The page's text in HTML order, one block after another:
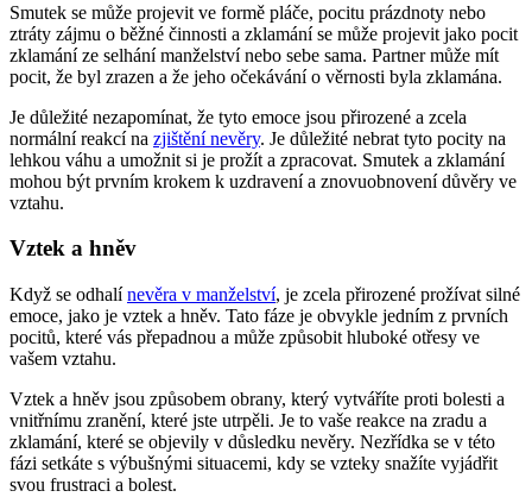
Smutek se může projevit ve formě pláče, pocitu prázdnoty nebo
ztráty zájmu o běžné činnosti a zklamání se může projevit jako pocit
zklamání ze selhání manželství nebo sebe sama. Partner může mít
pocit, že byl zrazen a že jeho očekávání o věrnosti byla zklamána.
Je důležité nezapomínat, že tyto emoce jsou přirozené a zcela
normální reakcí na zjištění nevěry. Je důležité nebrat tyto pocity na
lehkou váhu a umožnit si je prožít a zpracovat. Smutek a zklamání
mohou být prvním krokem k uzdravení a znovuobnovení důvěry ve
vztahu.
Vztek a hněv
Když se odhalínevěra v manželství, je zcela přirozené prožívat silné
emoce, jako je vztek a hněv. Tato fáze je obvykle jedním z prvních
pocitů, které vás přepadnou a může způsobit hluboké otřesy ve
vašem vztahu.
Vztek a hněv jsou způsobem obrany, který vytváříte proti bolesti a
vnitřnímu zranění, které jste utrpěli. Je to vaše reakce na zradu a
zklamání, které se objevily v důsledku nevěry. Nezřídka se v této
fázi setkáte s výbušnými situacemi, kdy se vzteky snažíte vyjádřit
svou frustraci a bolest.